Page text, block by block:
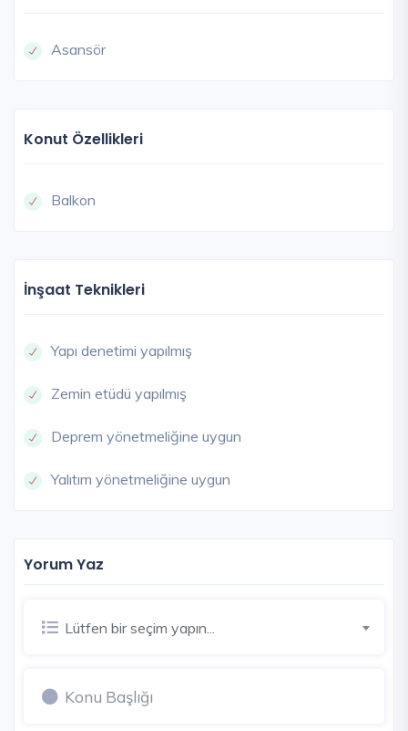
Asansör
Konut Özellikleri
Balkon
İnşaat Teknikleri
Yapı denetimi yapılmış
Zemin etüdü yapılmış
Deprem yönetmeliğine uygun
Yalıtım yönetmeliğine uygun
Yorum Yaz
Lütfen bir seçim yapın...